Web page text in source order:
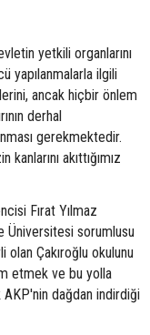
yetkili organlarını
yapılanmalarla ilgili
ancak hiçbir önlem
derhal
gerekmektedir.
akıttığımız
Fırat Yılmaz
Üniversitesi sorumlusu
Çakıroğlu okulunu
etmek ve bu yolla
dağdan indirdiği